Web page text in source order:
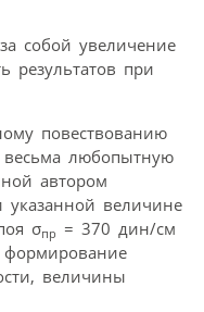
собой увеличение
результатов при
повествованию
весьма любопытную
автором
величине
σпр = 370 дин/см
формирование
величины